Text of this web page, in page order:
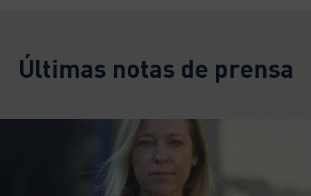
Últimas notas de prensa